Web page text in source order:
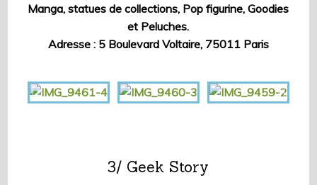
Manga, statues de collections, Pop figurine, Goodies
et Peluches.
Adresse : 5 Boulevard Voltaire, 75011 Paris
3/ Geek Story